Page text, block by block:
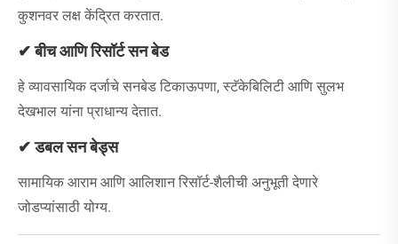
कुशनवर लक्ष केंद्रित करतात.
✔ बीच आणि रिसॉर्ट सन बेड
हे व्यावसायिक दर्जाचे सनबेड टिकाऊपणा, स्टॅकेबिलिटी आणि सुलभ
देखभाल यांना प्राधान्य देतात.
✔ डबल सन बेड्स
सामायिक आराम आणि आलिशान रिसॉर्ट-शैलीची अनुभूती देणारे
जोडप्यांसाठी योग्य.